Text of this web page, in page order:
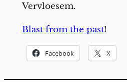
Vervloesem.
Blast from the past!
Facebook X